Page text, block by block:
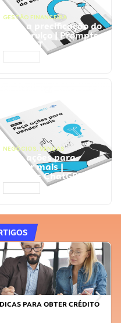
GESTÃO FINANCEIRA
Faça a precificação do
seu serviço | Prompts
ChatGPT
NEGÓCIOS, VENDAS
Faça ações para
vender mais |
Prompts ChatGPT
DICAS PARA OBTER CRÉDITO